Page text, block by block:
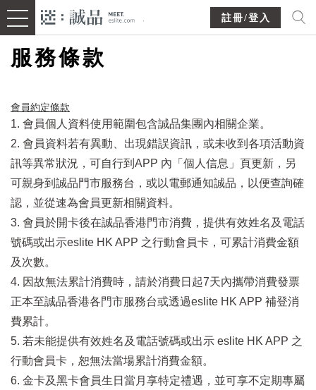
註冊/登入
服務條款
會員約定條款​
1. 會員個人資料使用範圍包含誠品集團內相關企業。
2. 會員資料若有異動、出現錯誤資訊，或未收到各項活動資
訊等異常狀況，可自行到APP 內「個人信息」頁更新，另
可親身到誠品門市服務台，或以電郵通知誠品，以便查詢確
認，並從速為會員更新相關資料。
3. 會員於開卡後在誠品香港門市消費，提供有效姓名及電話
號碼或出示eslite HK APP 之行動會員卡，可累計消費金額
及次數。
4. 因故無法累計消費時，請於消費日起7天內攜帶消費發票
正本至誠品香港各門市服務台或透過eslite HK APP 補登消
費累計。
5. 若未能提供有效姓名及電話號碼或出示 eslite HK APP 之
行動會員卡，恕無法當場累計消費金額。
6. 金卡及黑卡會員生日當月享特定禮遇，並可享不定期專屬